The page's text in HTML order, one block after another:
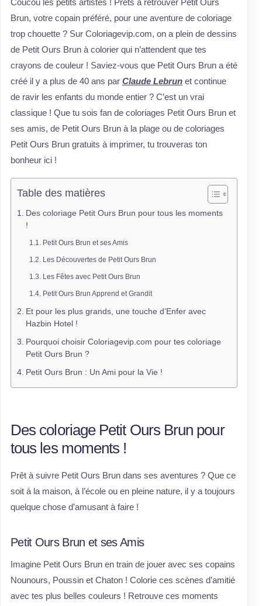
Coucou les petits artistes ! Prêts à retrouver Petit Ours
Brun, votre copain préféré, pour une aventure de coloriage
trop chouette ? Sur Coloriagevip.com, on a plein de dessins
de Petit Ours Brun à colorier qui n’attendent que tes
crayons de couleur ! Saviez-vous que Petit Ours Brun a été
créé il y a plus de 40 ans par Claude Lebrun et continue
de ravir les enfants du monde entier ? C’est un vrai
classique ! Que tu sois fan de coloriages Petit Ours Brun et
ses amis, de Petit Ours Brun à la plage ou de coloriages
Petit Ours Brun gratuits à imprimer, tu trouveras ton
bonheur ici !
Table des matières
Des coloriage Petit Ours Brun pour tous les moments
!
Petit Ours Brun et ses Amis
Les Découvertes de Petit Ours Brun
Les Fêtes avec Petit Ours Brun
Petit Ours Brun Apprend et Grandit
Et pour les plus grands, une touche d’Enfer avec
Hazbin Hotel !
Pourquoi choisir Coloriagevip.com pour tes coloriage
Petit Ours Brun ?
Petit Ours Brun : Un Ami pour la Vie !
Des coloriage Petit Ours Brun pour
tous les moments !
Prêt à suivre Petit Ours Brun dans ses aventures ? Que ce
soit à la maison, à l’école ou en pleine nature, il y a toujours
quelque chose d’amusant à faire !
Petit Ours Brun et ses Amis
Imagine Petit Ours Brun en train de jouer avec ses copains
Nounours, Poussin et Chaton ! Colorie ces scènes d’amitié
avec tes plus belles couleurs ! Retrouve ces moments